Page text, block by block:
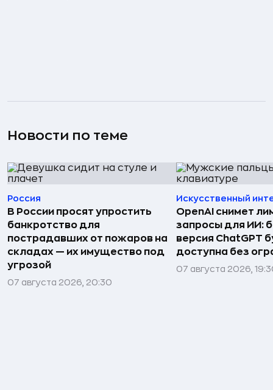
Новости по теме
Россия
В России просят упростить
банкротство для
пострадавших от пожаров на
складах — их имущество под
угрозой
07 августа 2026, 20:30
Искусственный
OpenAI снимет
запросы для ИИ:
версия ChatGPT
доступна без
07 августа 2026,